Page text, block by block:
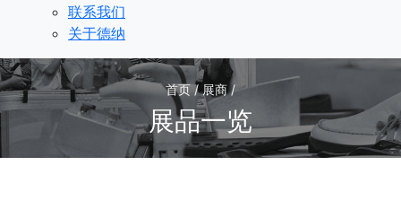
联系我们
关于德纳
首页 / 展商 /
展品一览